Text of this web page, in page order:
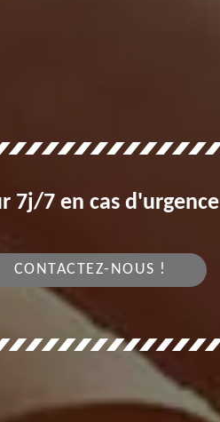
7j/7 en cas d'urgence
CONTACTEZ-NOUS !